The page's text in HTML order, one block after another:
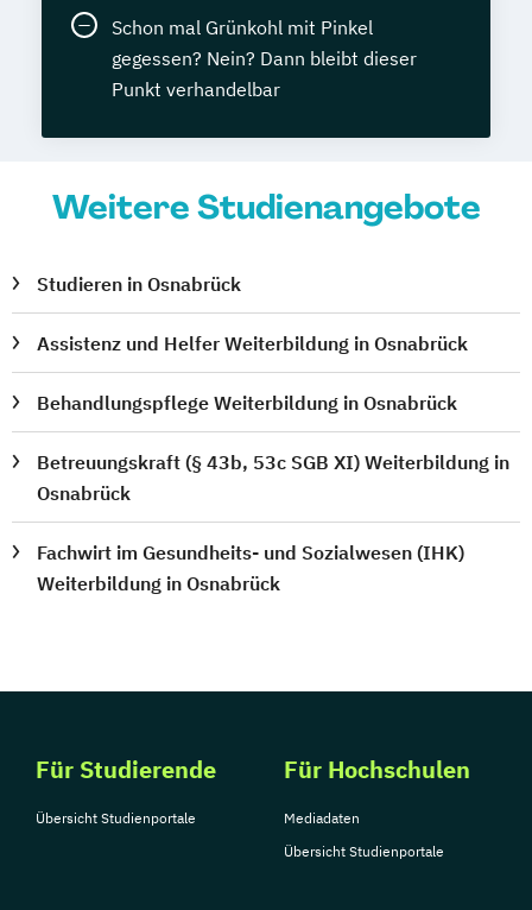
Schon mal Grünkohl mit Pinkel
gegessen? Nein? Dann bleibt dieser
Punkt verhandelbar
Weitere Studienangebote
Studieren in Osnabrück
Assistenz und Helfer Weiterbildung in Osnabrück
Behandlungspflege Weiterbildung in Osnabrück
Betreuungskraft (§ 43b, 53c SGB XI) Weiterbildung in
Osnabrück
Fachwirt im Gesundheits- und Sozialwesen (IHK)
Weiterbildung in Osnabrück
Für Studierende
Übersicht Studienportale
Für Hochschulen
Mediadaten
Übersicht Studienportale